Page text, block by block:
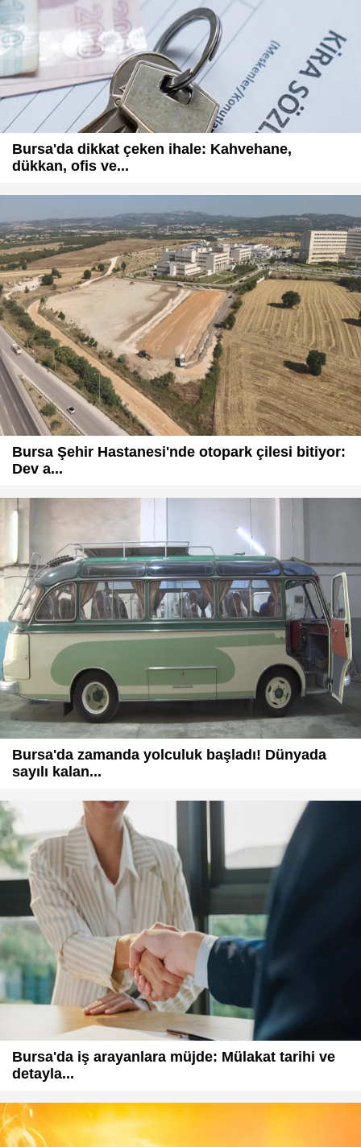
Bursa'da dikkat çeken ihale: Kahvehane,
dükkan, ofis ve...
Bursa Şehir Hastanesi'nde otopark çilesi bitiyor:
Dev a...
Bursa'da zamanda yolculuk başladı! Dünyada
sayılı kalan...
Bursa'da iş arayanlara müjde: Mülakat tarihi ve
detayla...